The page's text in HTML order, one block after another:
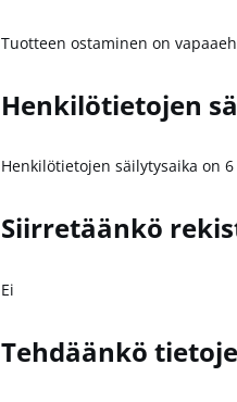
Tuotteen ostaminen on
Henkilötietojen
Henkilötietojen säilytysaika on
Siirretäänkö
Ei
Tehdäänkö